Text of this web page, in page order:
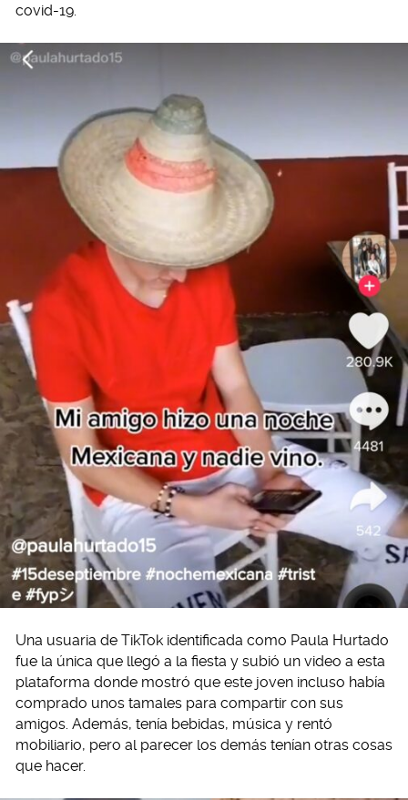
covid-19.
Una usuaria de TikTok identificada como Paula Hurtado
fue la única que llegó a la fiesta y subió un video a esta
plataforma donde mostró que este joven incluso había
comprado unos tamales para compartir con sus
amigos. Además, tenía bebidas, música y rentó
mobiliario, pero al parecer los demás tenían otras cosas
que hacer.